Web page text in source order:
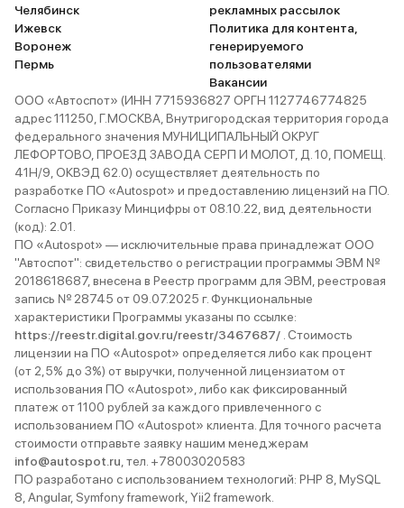
Челябинск
Ижевск
Воронеж
Пермь
рекламных рассылок
Политика для контента,
генерируемого
пользователями
Вакансии
ООО «Автоспот» (ИНН 7715936827 ОРГН 1127746774825
адрес 111250, Г.МОСКВА, Внутригородская территория города
федерального значения МУНИЦИПАЛЬНЫЙ ОКРУГ
ЛЕФОРТОВО, ПРОЕЗД ЗАВОДА СЕРП И МОЛОТ, Д. 10, ПОМЕЩ.
41Н/9, ОКВЭД 62.0) осуществляет деятельность по
разработке ПО «Autospot» и предоставлению лицензий на ПО.
Согласно Приказу Минцифры от 08.10.22, вид деятельности
(код): 2.01.
ПО «Autospot» — исключительные права принадлежат ООО
"Автоспот": свидетельство о регистрации программы ЭВМ №
2018618687, внесена в Реестр программ для ЭВМ, реестровая
запись № 28745 от 09.07.2025 г. Функциональные
характеристики Программы указаны по ссылке:
https://reestr.digital.gov.ru/reestr/3467687/ . Стоимость
лицензии на ПО «Autospot» определяется либо как процент
(от 2,5% до 3%) от выручки, полученной лицензиатом от
использования ПО «Autospot», либо как фиксированный
платеж от 1100 рублей за каждого привлеченного с
использованием ПО «Autospot» клиента. Для точного расчета
стоимости отправьте заявку нашим менеджерам
info@autospot.ru, тел. +78003020583
ПО разработано с использованием технологий: PHP 8, MySQL
8, Angular, Symfony framework, Yii2 framework.